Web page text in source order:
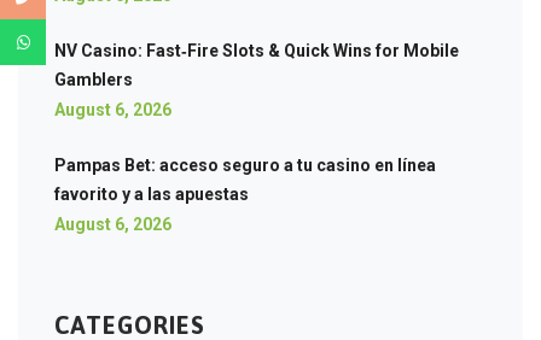
NV Casino: Fast‑Fire Slots & Quick Wins for Mobile
Gamblers
August 6, 2026
Pampas Bet: acceso seguro a tu casino en línea
favorito y a las apuestas
August 6, 2026
CATEGORIES